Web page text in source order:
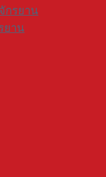
กรยาน
ยาน